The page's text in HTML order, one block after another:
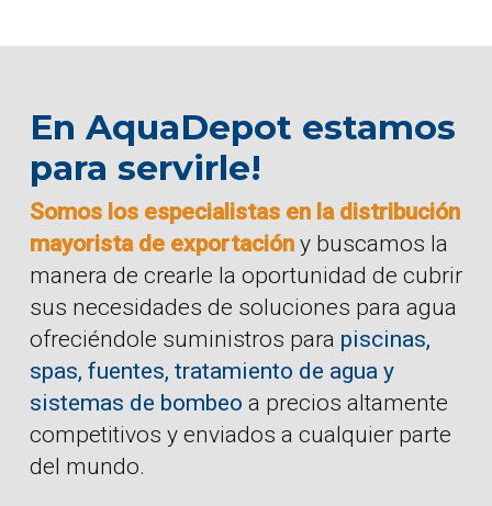
En AquaDepot estamos
para servirle!
Somos los especialistas en la distribución
mayorista de exportacióny buscamos la
manera de crearle la oportunidad de cubrir
sus necesidades de soluciones para agua
ofreciéndole suministros para piscinas,
spas, fuentes, tratamiento de agua y
sistemas de bombeo a precios altamente
competitivos y enviados a cualquier parte
del mundo.